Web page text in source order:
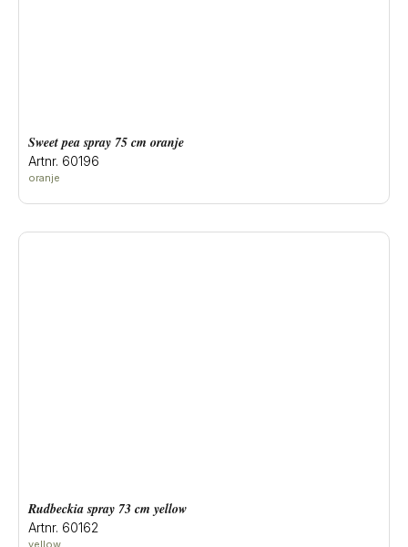
sweet pea spray 75 cm oranje
Artnr. 60196
oranje
rudbeckia spray 73 cm yellow
Artnr. 60162
yellow